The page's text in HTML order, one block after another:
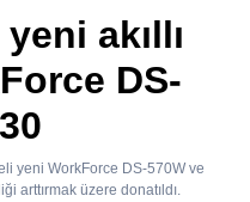
akıllı
DS-
yeni WorkForce DS-570W ve
arttırmak üzere donatıldı.